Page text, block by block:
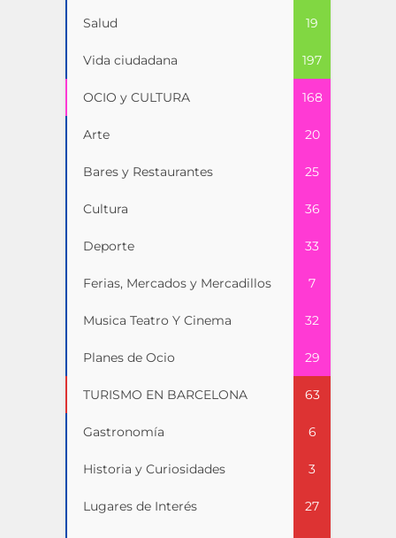
Salud 19
Vida ciudadana 197
OCIO y CULTURA 168
Arte 20
Bares y Restaurantes 25
Cultura 36
Deporte 33
Ferias, Mercados y Mercadillos 7
Musica Teatro Y Cinema 32
Planes de Ocio 29
TURISMO EN BARCELONA 63
Gastronomía 6
Historia y Curiosidades 3
Lugares de Interés 27